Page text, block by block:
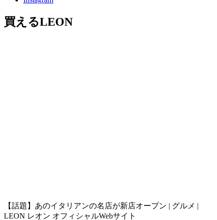
買えるLEON
【話題】あのイタリアンの名店が新店オープン | グルメ |
LEON レオン オフィシャルWebサイト